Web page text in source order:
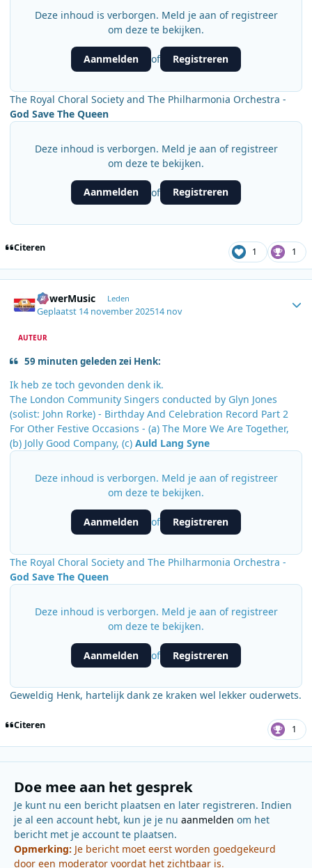
Deze inhoud is verborgen. Meld je aan of registreer
om deze te bekijken.
Aanmelden of Registreren
The Royal Choral Society and The Philharmonia Orchestra -
God Save The Queen
Deze inhoud is verborgen. Meld je aan of registreer
om deze te bekijken.
Aanmelden of Registreren
Citeren 1 1
PowerMusic Leden
Geplaatst 14 november 202514 nov
AUTEUR
59 minuten geleden zei Henk:
Ik heb ze toch gevonden denk ik.
The London Community Singers conducted by Glyn Jones
(solist: John Rorke) - Birthday And Celebration Record Part 2
For Other Festive Occasions - (a) The More We Are Together,
(b) Jolly Good Company, (c) Auld Lang Syne
Deze inhoud is verborgen. Meld je aan of registreer
om deze te bekijken.
Aanmelden of Registreren
The Royal Choral Society and The Philharmonia Orchestra -
God Save The Queen
Deze inhoud is verborgen. Meld je aan of registreer
om deze te bekijken.
Aanmelden of Registreren
Geweldig Henk, hartelijk dank ze kraken wel lekker ouderwets.
Citeren 1
Doe mee aan het gesprek
Je kunt nu een bericht plaatsen en later registreren. Indien
je al een account hebt, kun je je nu aanmelden om het
bericht met je account te plaatsen.
Opmerking: Je bericht moet eerst worden goedgekeurd
door een moderator voordat het zichtbaar is.